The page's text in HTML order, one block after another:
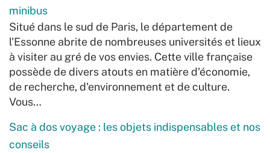
minibus
Situé dans le sud de Paris, le département de
l'Essonne abrite de nombreuses universités et lieux
à visiter au gré de vos envies. Cette ville française
possède de divers atouts en matière d'économie,
de recherche, d'environnement et de culture.
Vous…
Sac à dos voyage : les objets indispensables et nos
conseils